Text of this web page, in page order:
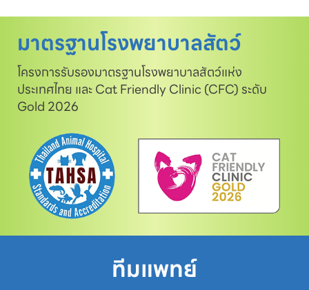
มาตรฐานโรงพยาบาลสัตว์
โครงการรับรองมาตรฐานโรงพยาบาลสัตว์แห่ง
ประเทศไทย และ Cat Friendly Clinic (CFC) ระดับ
Gold 2026
ทีมแพทย์